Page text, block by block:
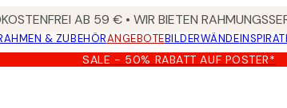
AB 59 € • WIR BIETEN
& ZUBEHÖRANGEBOTEBILDERWÄNDE
SALE - 50% RABATT AUF POSTER*